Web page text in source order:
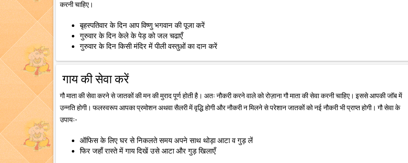
करनी चाहिए।
बृहस्पतिवार के दिन आप विष्णु भगवान की पूजा करें
गुरुवार के दिन केले के पेड़ को जल चढाएँ
गुरुवार के दिन किसी मंदिर में पीली वस्तुओं का दान करें
गाय की सेवा करें
गौ माता की सेवा करने से जातकों की मन की मुराद पूर्ण होती है। अतः नौकरी करने वाले को रोज़ाना गौ माता की सेवा करनी चाहिए। इससे आपकी जॉब में
उन्नति होगी। फलस्वरूप आपका प्रमोशन अथवा सैलरी में वृद्धि होगी और नौकरी न मिलने से परेशान जातकों को नई नौकरी भी प्राप्त होगी। गौ सेवा के
उपायः-
ऑफिस के लिए घर से निकलते समय अपने साथ थोड़ा आटा व गुड़ लें
फिर जहाँ रास्ते में गाय दिखें उसे आटा और गुड़ खिलाएँ